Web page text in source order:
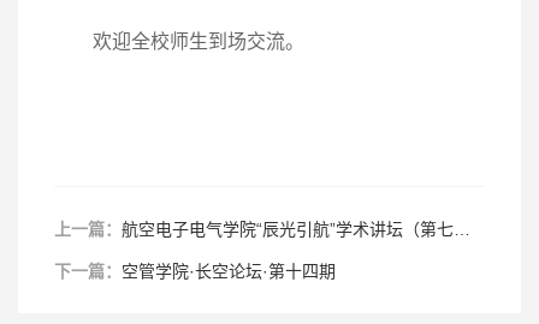
欢迎全校师生到场交流。
上一篇： 航空电子电气学院“辰光引航”学术讲坛（第七期）
下一篇： 空管学院·长空论坛·第十四期